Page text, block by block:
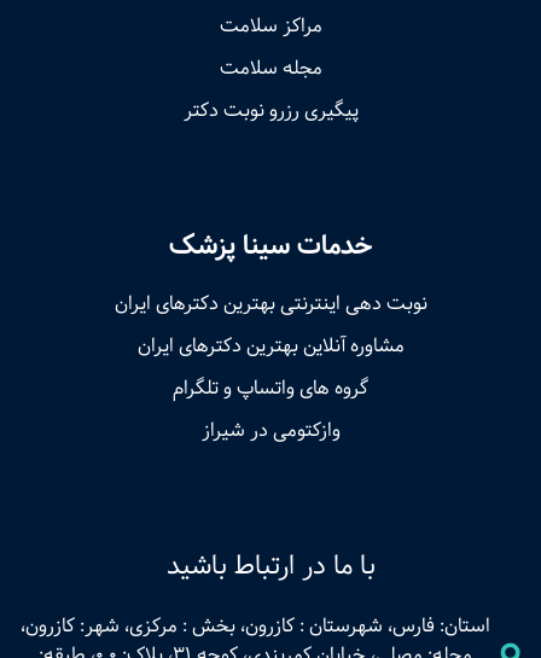
مراکز سلامت
مجله سلامت
پیگیری رزرو نوبت دکتر
خدمات سینا پزشک
نوبت‌ دهی اینترنتی بهترین دکترهای ایران
مشاوره آنلاین بهترین دکترهای ایران
گروه های واتساپ و تلگرام
وازکتومی در شیراز
با ما در ارتباط باشید
استان: فارس، شهرستان : کازرون، بخش : مرکزی، شهر: کازرون،